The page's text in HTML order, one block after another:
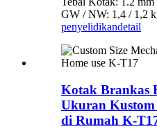
GW / NW: 1,4 / 1,2
penyelidikandetail
Kotak Brankas
Ukuran Kustom
di Rumah K-